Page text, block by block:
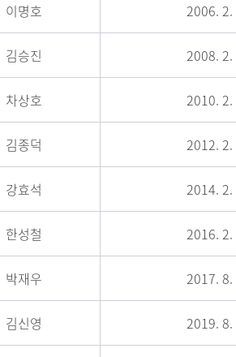
이명호 2006.
김승진 2008.
차상호 2010.
김종덕 2012.
강효석 2014.
한성철 2016.
박재우 2017.
김신영 2019.